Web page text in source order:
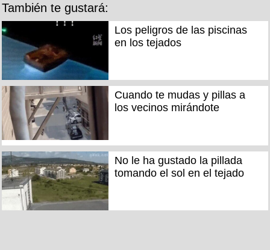
También te gustará:
Los peligros de las piscinas
en los tejados
Cuando te mudas y pillas a
los vecinos mirándote
No le ha gustado la pillada
tomando el sol en el tejado